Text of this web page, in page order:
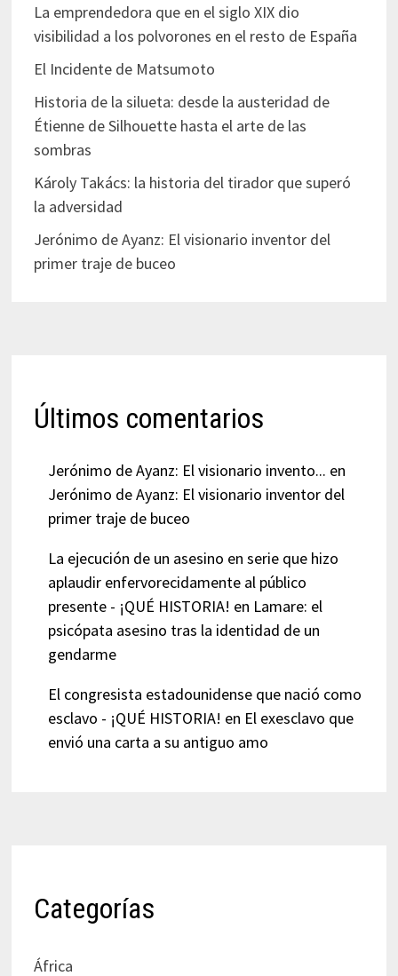
La emprendedora que en el siglo XIX dio
visibilidad a los polvorones en el resto de España
El Incidente de Matsumoto
Historia de la silueta: desde la austeridad de
Étienne de Silhouette hasta el arte de las
sombras
Károly Takács: la historia del tirador que superó
la adversidad
Jerónimo de Ayanz: El visionario inventor del
primer traje de buceo
Últimos comentarios
Jerónimo de Ayanz: El visionario invento... en
Jerónimo de Ayanz: El visionario inventor del
primer traje de buceo
La ejecución de un asesino en serie que hizo
aplaudir enfervorecidamente al público
presente - ¡QUÉ HISTORIA! en Lamare: el
psicópata asesino tras la identidad de un
gendarme
El congresista estadounidense que nació como
esclavo - ¡QUÉ HISTORIA! en El exesclavo que
envió una carta a su antiguo amo
Categorías
África